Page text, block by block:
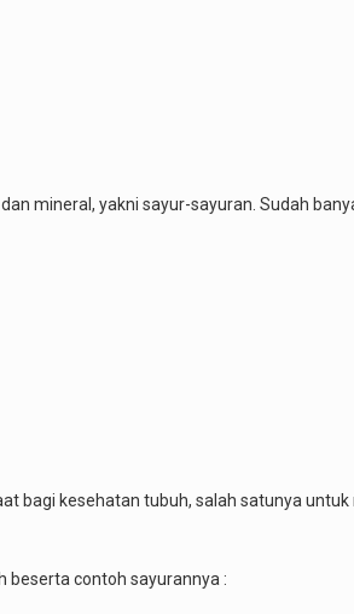
mineral, yakni sayur-sayuran. Sudah
bagi kesehatan tubuh, salah satunya
beserta contoh sayurannya :